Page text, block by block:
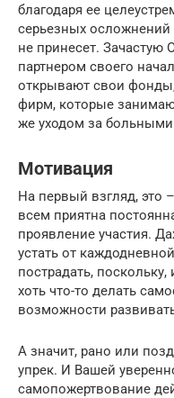
благодаря ее
серьезных осложнений
не принесет.
партнером своего
открывают свои фонды,
фирм, которые
же уходом за
Мотивация
На первый взгляд, это
всем приятна
проявление участия.
устать от
пострадать,
хоть что-то делать
возможности
А значит, рано или
упрек. И Вашей
самопожертвование